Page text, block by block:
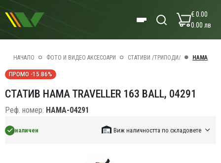
€ 0.00
0.00 лв
НАЧАЛО ФОТО И ВИДЕО АКСЕСОАРИ СТАТИВИ /ТРИПОДИ/ HAMA
ПРОМО -15.86%
СТАТИВ HAMA TRAVELLER 163 BALL, 04291
Реф. номер: HAMA-04291
наличен Виж наличността по складовете